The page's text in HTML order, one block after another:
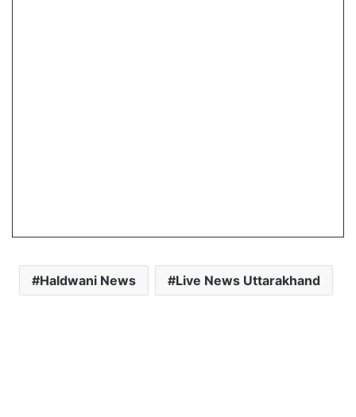
Haldwani News Live News Uttarakhand